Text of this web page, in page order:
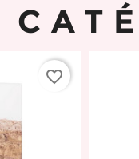
favorite_border